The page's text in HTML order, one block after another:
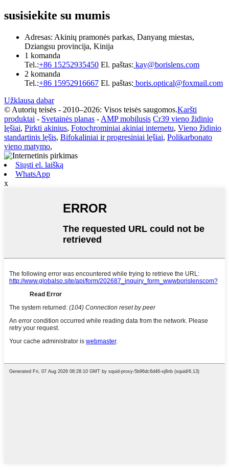
susisiekite su mumis
Adresas: Akinių pramonės parkas, Danyang miestas,
Dziangsu provincija, Kinija
1 komanda
Tel.:+86 15252935450 El. paštas: kay@borislens.com
2 komanda
Tel.:+86 15952916667 El. paštas: boris.optical@foxmail.com
Užklausa dabar
© Autorių teisės - 2010–2026: Visos teisės saugomos.Karšti
produktai - Svetainės planas - AMP mobilusis Cr39 vieno židinio
lęšiai, Pirkti akinius, Fotochrominiai akiniai internetu, Vieno židinio
standartinis lęšis, Bifokaliniai ir progresiniai lęšiai, Polikarbonato
vieno matymo,
Siųsti el. laišką
WhatsApp
x